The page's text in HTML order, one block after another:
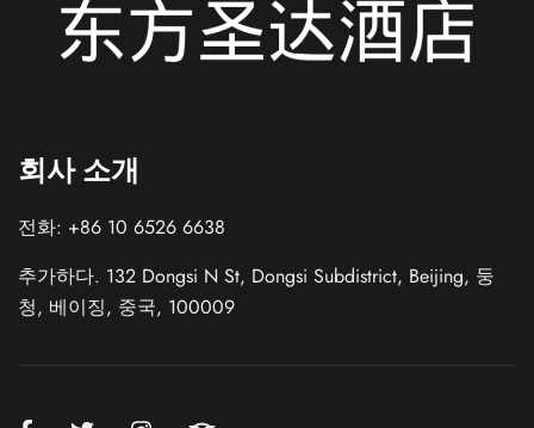
회사 소개
전화: +86 10 6526 6638
추가하다. 132 Dongsi N St, Dongsi Subdistrict, Beijing, 둥
청, 베이징, 중국, 100009
Spanish